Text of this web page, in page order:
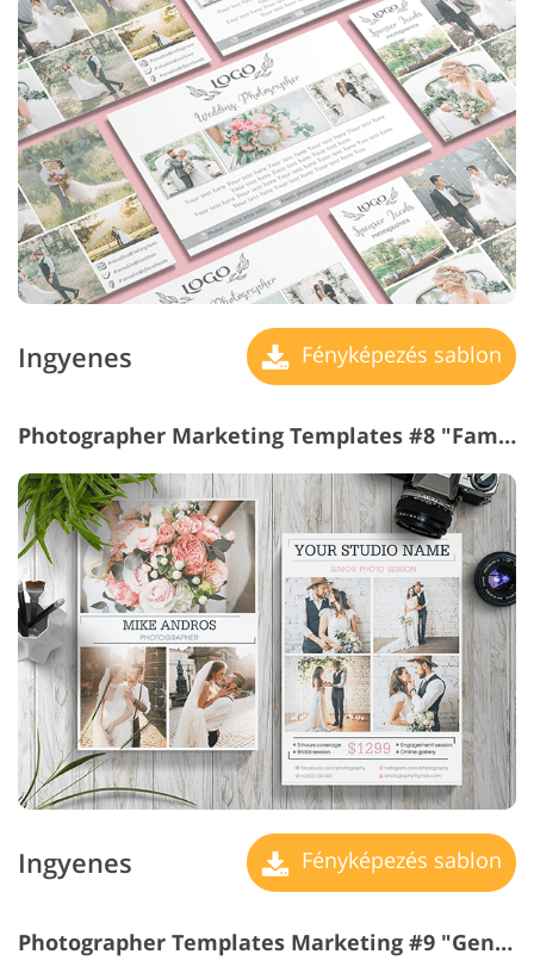
Ingyenes Fényképezés sablon
Photographer Marketing Templates #8 "Family Photography"
Ingyenes Fényképezés sablon
Photographer Templates Marketing #9 "Gentle Flyer"